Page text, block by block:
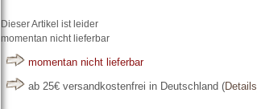
Dieser Artikel ist leider
momentan nicht lieferbar
momentan nicht lieferbar
ab 25€ versandkostenfrei in Deutschland (Details